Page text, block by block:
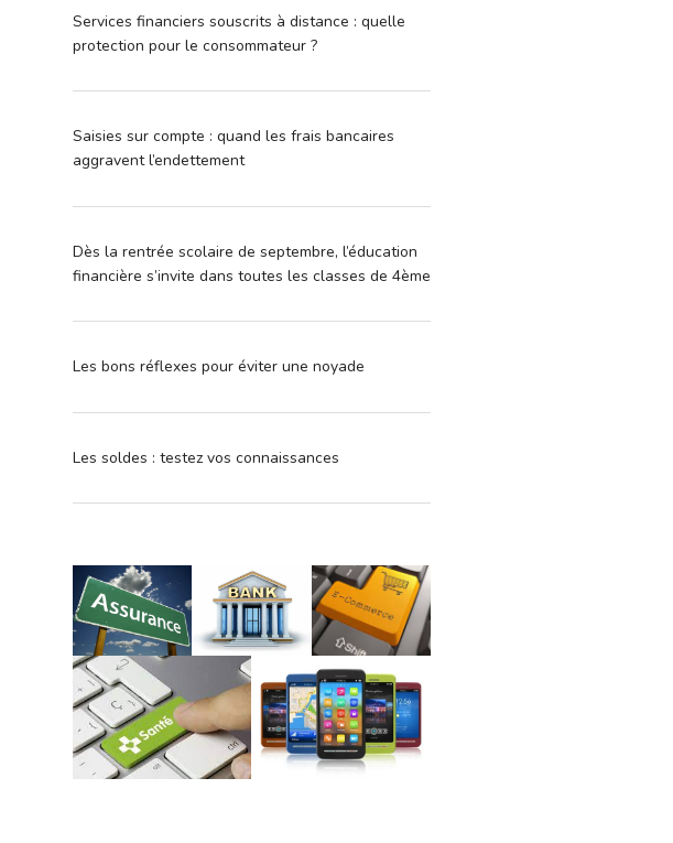
Services financiers souscrits à distance : quelle
protection pour le consommateur ?
Saisies sur compte : quand les frais bancaires
aggravent l’endettement
Dès la rentrée scolaire de septembre, l’éducation
financière s’invite dans toutes les classes de 4ème
Les bons réflexes pour éviter une noyade
Les soldes : testez vos connaissances